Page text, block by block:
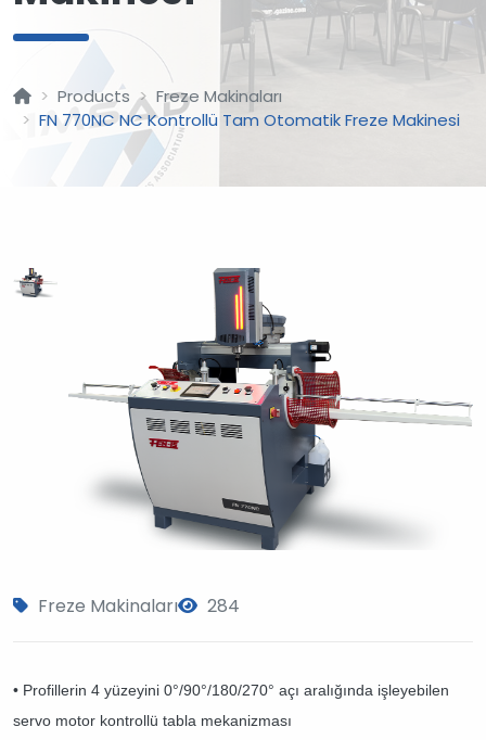
Products
Freze Makinaları
FN 770NC NC Kontrollü Tam Otomatik Freze Makinesi
Freze Makinaları 284
• Profillerin 4 yüzeyini 0°/90°/180/270° açı aralığında işleyebilen
servo motor kontrollü tabla mekanizması